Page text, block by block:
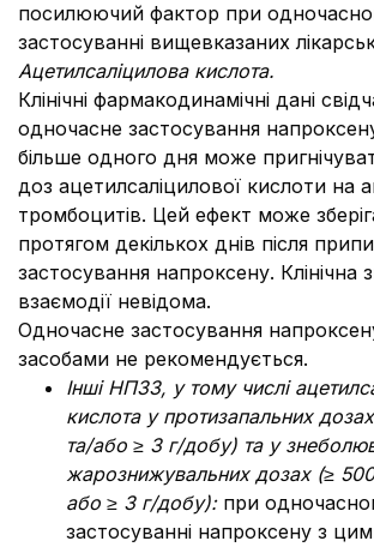
посилюючий фактор при
застосуванні вищевказаних
Ацетилсаліцилова кислота.
Клінічні фармакодинамічні дані
одночасне застосування
більше одного дня може
доз ацетилсаліцилової кислоти на
тромбоцитів. Цей ефект може
протягом декількох днів після
застосування напроксену. Клінічна
взаємодії невідома.
Одночасне застосування
засобами не рекомендується.
Інші НПЗЗ, у тому числі
кислота у протизапальних
та/або ≥ З г/добу) та у
жарознижувальних дозах (≥
або ≥ З г/добу): при
застосуванні напроксену з